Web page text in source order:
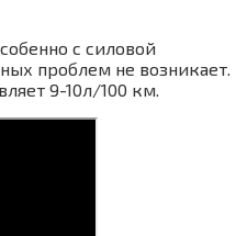
с силовой
проблем не возникает.
9-10л/100 км.